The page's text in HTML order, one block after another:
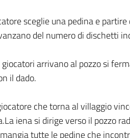
sceglie una pedina e
del numero di dischetti
giocatori arrivano al pozzo si
il dado.
che torna al villaggio
iena si dirige verso il pozzo
tutte le pedine che